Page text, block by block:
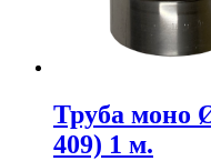
Труба моно
409) 1 м.